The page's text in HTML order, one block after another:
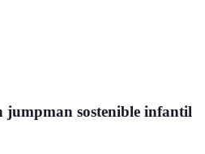
jumpman sostenible infantil